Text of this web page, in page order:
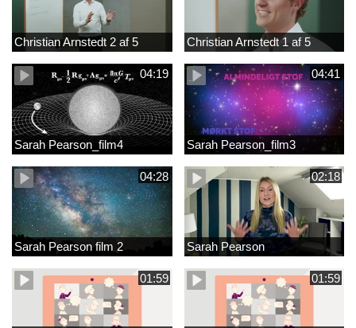
Christian Arnstedt 2 af 5 Christian Arnstedt 1 af 5
04:19
Sarah Pearson_film4
04:41
Sarah Pearson_film3
04:28
Sarah Pearson film 2
02:18
Sarah Pearson
01:59 01:59